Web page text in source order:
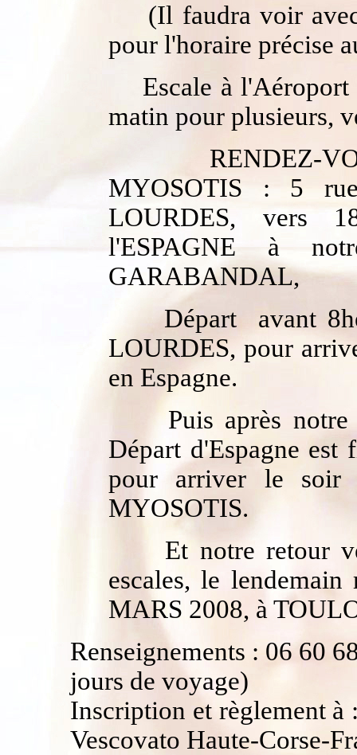
(Il faudra voir
pour l'horaire précise
Escale à
matin pour plusieurs,
RENDEZ-
MYOSOTIS : 5
LOURDES, vers
l'ESPAGNE à
GARABANDAL,
Départ avant
LOURDES, pour
en Espagne.
Puis après
Départ d'Espagne
pour arriver le soir
MYOSOTIS.
Et notre retour
escales, le
MARS 2008, à
Renseignements : 06 60
jours de voyage)
Inscription et règlement
Vescovato Haute-Corse-